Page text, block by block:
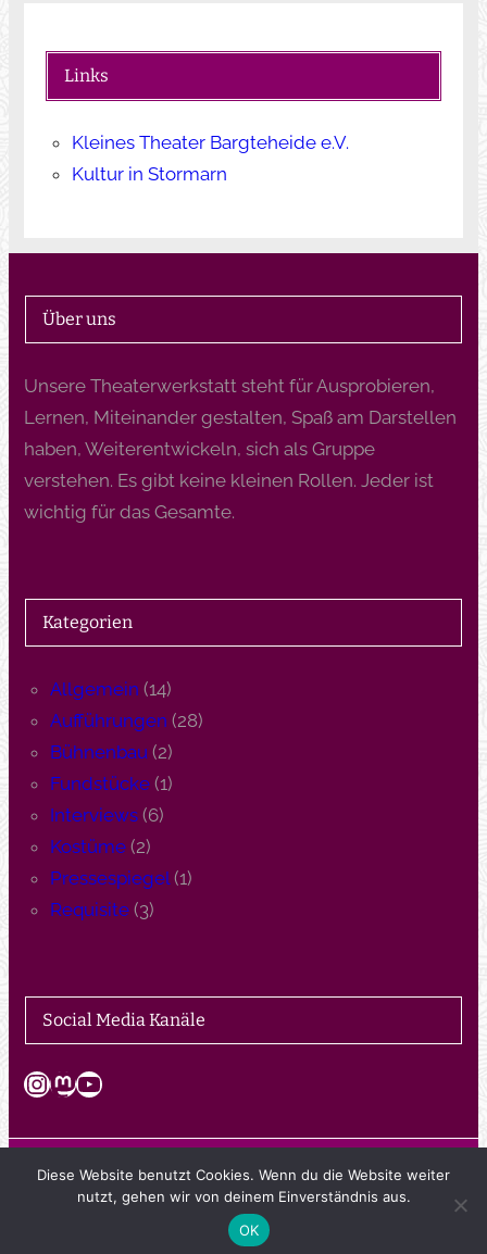
Links
Kleines Theater Bargteheide e.V.
Kultur in Stormarn
Über uns
Unsere Theaterwerkstatt steht für Ausprobieren,
Lernen, Miteinander gestalten, Spaß am Darstellen
haben, Weiterentwickeln, sich als Gruppe
verstehen. Es gibt keine kleinen Rollen. Jeder ist
wichtig für das Gesamte.
Kategorien
Allgemein (14)
Aufführungen (28)
Bühnenbau (2)
Fundstücke(1)
Interviews(6)
Kostüme(2)
Pressespiegel (1)
Requisite(3)
Social Media Kanäle
InstagramMastodon YouTube
© 2024 Theaterwerkstatt Bargteheide e.V.
Diese Website benutzt Cookies. Wenn du die Website weiter
nutzt, gehen wir von deinem Einverständnis aus.
OK